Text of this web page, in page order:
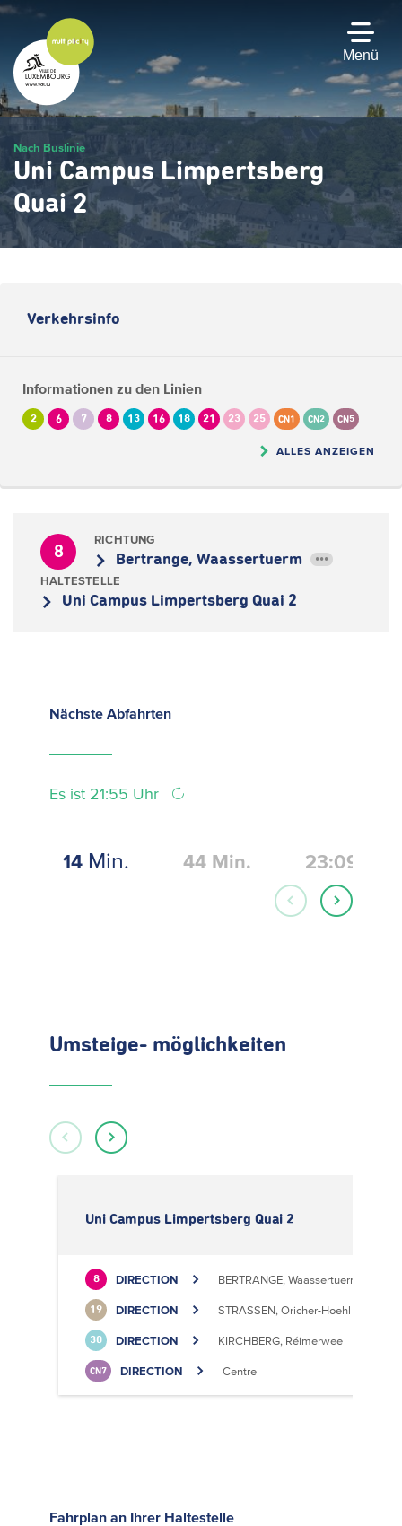
Zum
Hauptinhalt
gehen
Menü
Nach Buslinie
Uni Campus Limpertsberg
Quai 2
Verkehrsinfo
Informationen zu den Linien
2 6 7 8 13 16 18 21 23 25 CN1 CN2 CN5
ALLES ANZEIGEN
8
RICHTUNG
Bertrange, Waassertuerm •••
HALTESTELLE
Uni Campus Limpertsberg Quai 2
Nächste Abfahrten
Es ist 21:55 Uhr
14 Min. 44 Min. 23:09
Umsteige- möglichkeiten
Uni Campus Limpertsberg Quai 2
8 DIRECTION BERTRANGE, Waassertuerm
19 DIRECTION STRASSEN, Oricher-Hoehl
30 DIRECTION KIRCHBERG, Réimerwee
CN7 DIRECTION Centre
Fahrplan an Ihrer Haltestelle